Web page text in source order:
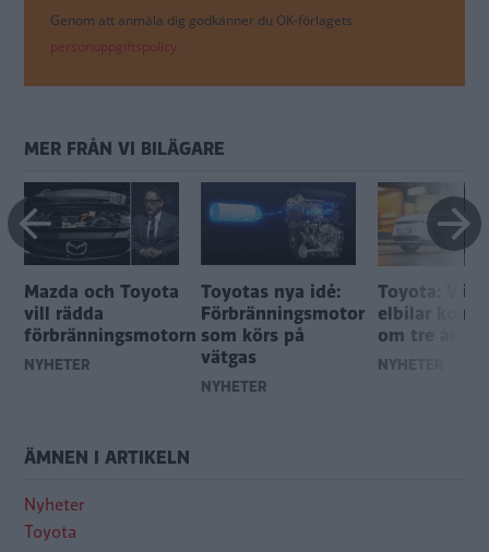
Genom att anmäla dig godkänner du OK-förlagets
personuppgiftspolicy.
MER FRÅN VI BILÄGARE
Mazda och Toyota
vill rädda
förbränningsmotorn
NYHETER
Toyotas nya idé:
Förbränningsmotor
som körs på
vätgas
NYHETER
Toyota:
elbilar
om tre år
NYHETER
ÄMNEN I ARTIKELN
Nyheter
Toyota